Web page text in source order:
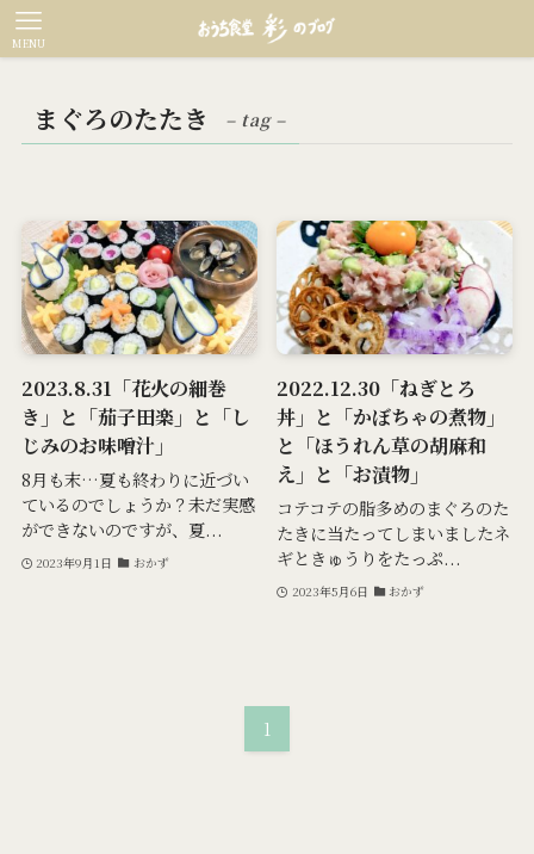
MENU
まぐろのたたき – tag –
2023.8.31「花火の細巻
き」と「茄子田楽」と「し
じみのお味噌汁」
8月も末…夏も終わりに近づい
ているのでしょうか？未だ実感
ができないのですが、夏...
2023年9月1日 おかず
2022.12.30「ねぎとろ
丼」と「かぼちゃの煮物」
と「ほうれん草の胡麻和
え」と「お漬物」
コテコテの脂多めのまぐろのた
たきに当たってしまいましたネ
ギときゅうりをたっぷ...
2023年5月6日 おかず
1